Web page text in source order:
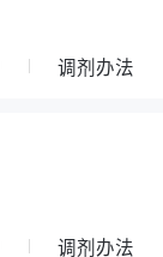
调剂办法
调剂办法